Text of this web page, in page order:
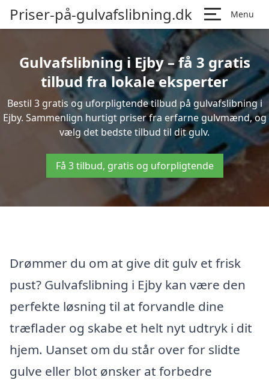
Priser-på-gulvafslibning.dk Menu
Gulvafslibning i Ejby – få 3 gratis
tilbud fra lokale eksperter
Bestil 3 gratis og uforpligtende tilbud på gulvafslibning i
Ejby. Sammenlign hurtigt priser fra erfarne gulvmænd, og
vælg det bedste tilbud til dit gulv.
Få 3 tilbud, gratis og uforpligtende
Drømmer du om at give dit gulv et frisk
pust? Gulvafslibning i Ejby kan være den
perfekte løsning til at forvandle dine
træflader og skabe et helt nyt udtryk i dit
hjem. Uanset om du står over for slidte
gulve eller blot ønsker at forbedre